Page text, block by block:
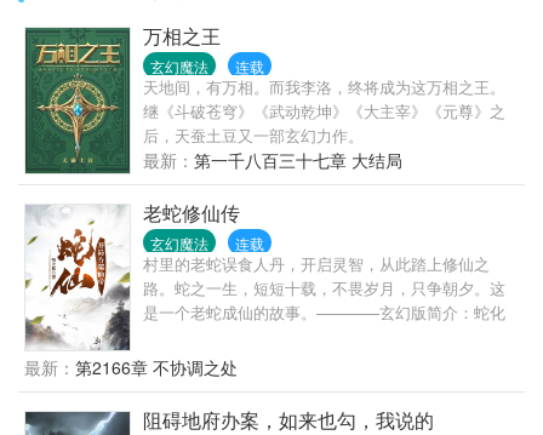
万相之王
玄幻魔法 连载
天地间，有万相。而我李洛，终将成为这万相之王。
继《斗破苍穹》《武动乾坤》《大主宰》《元尊》之
后，天蚕土豆又一部玄幻力作。
最新： 第一千八百三十七章 大结局
老蛇修仙传
玄幻魔法 连载
村里的老蛇误食人丹，开启灵智，从此踏上修仙之
路。蛇之一生，短短十载，不畏岁月，只争朝夕。这
是一个老蛇成仙的故事。————玄幻版简介：蛇化
获真龙九变之法，以鳞为始，从此踏上化龙登仙之
路。
最新： 第2166章 不协调之处
阻碍地府办案，如来也勾，我说的